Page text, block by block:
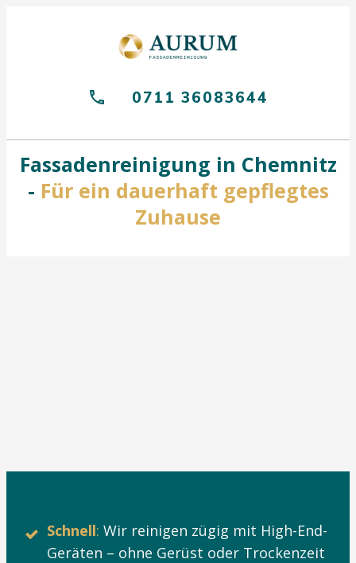
0711 36083644
Fassadenreinigung in Chemnitz
- Für ein dauerhaft gepflegtes
Zuhause
Schnell: Wir reinigen zügig mit High-End-
Geräten – ohne Gerüst oder Trockenzeit